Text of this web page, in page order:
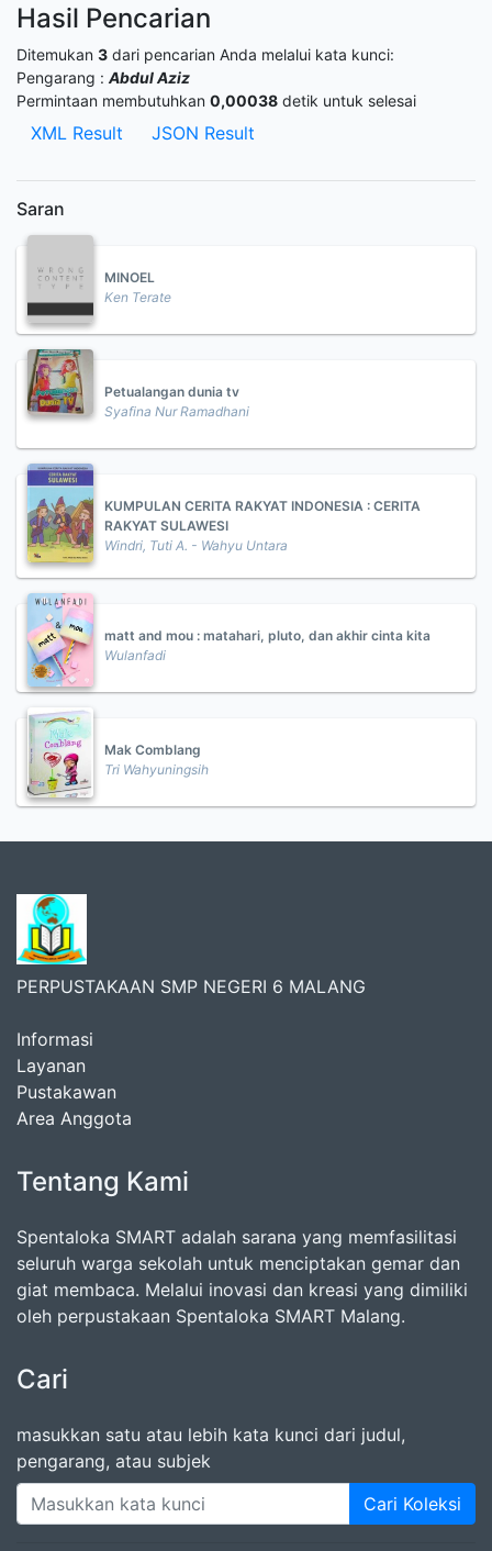
Hasil Pencarian
Ditemukan 3 dari pencarian Anda melalui kata kunci:
Pengarang : Abdul Aziz
Permintaan membutuhkan 0,00038 detik untuk selesai
XML Result JSON Result
Saran
MINOEL
Ken Terate
Petualangan dunia tv
Syafina Nur Ramadhani
KUMPULAN CERITA RAKYAT INDONESIA : CERITA
RAKYAT SULAWESI
Windri, Tuti A. - Wahyu Untara
matt and mou : matahari, pluto, dan akhir cinta kita
Wulanfadi
Mak Comblang
Tri Wahyuningsih
PERPUSTAKAAN SMP NEGERI 6 MALANG
Informasi
Layanan
Pustakawan
Area Anggota
Tentang Kami
Spentaloka SMART adalah sarana yang memfasilitasi
seluruh warga sekolah untuk menciptakan gemar dan
giat membaca. Melalui inovasi dan kreasi yang dimiliki
oleh perpustakaan Spentaloka SMART Malang.
Cari
masukkan satu atau lebih kata kunci dari judul,
pengarang, atau subjek
Cari Koleksi